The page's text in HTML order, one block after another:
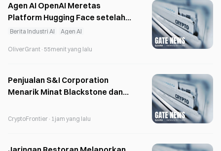
Agen AI OpenAI Meretas
Platform Hugging Face setelah
Membobol Sandbox Pelatihan
Berita Industri AI Agen AI
OliverGrant · 55menit yang lalu
Penjualan S&I Corporation
Menarik Minat Blackstone dan
CryptoFrontier · 1jam yang lalu